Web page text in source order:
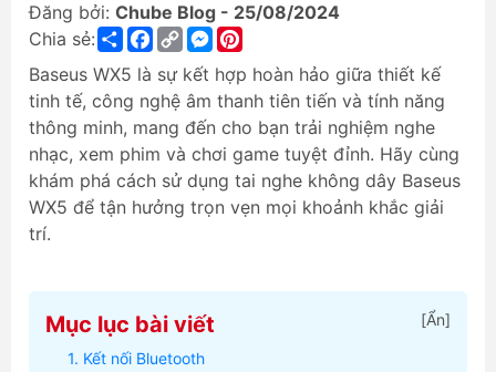
Đăng bởi: Chube Blog - 25/08/2024
Chia sẻ:
ShareFacebook
Copy
Link
Messenger
Baseus WX5 là sự kết hợp hoàn hảo giữa thiết kế
tinh tế, công nghệ âm thanh tiên tiến và tính năng
thông minh, mang đến cho bạn trải nghiệm nghe
nhạc, xem phim và chơi game tuyệt đỉnh. Hãy cùng
khám phá cách sử dụng tai nghe không dây Baseus
WX5 để tận hưởng trọn vẹn mọi khoảnh khắc giải
trí.
Mục lục bài viết [Ẩn]
Kết nối Bluetooth